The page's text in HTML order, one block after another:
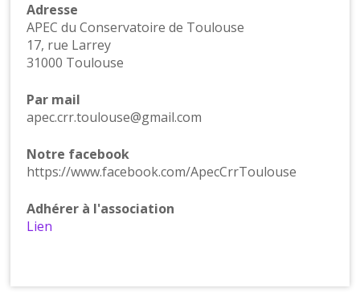
Adresse
APEC du Conservatoire de Toulouse
17, rue Larrey
31000 Toulouse
Par mail
apec.crr.toulouse@gmail.com
Notre facebook
https://www.facebook.com/ApecCrrToulouse
Adhérer à l'association
Lien